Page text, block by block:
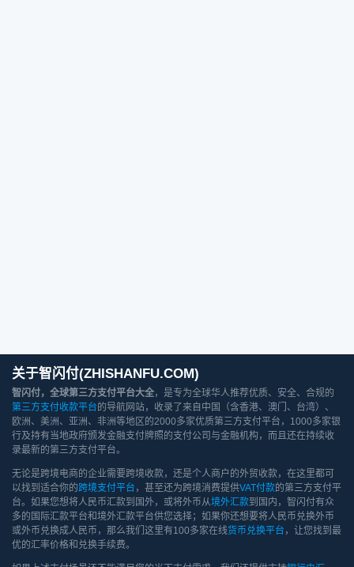
关于智闪付(ZHISHANFU.COM)
智闪付，全球第三方支付平台大全，是专为全球华人推荐优质、安全、合规的
第三方支付收款平台 的导航网站，收录了来自中国（含香港、澳门、台湾）、
欧洲、美洲、亚洲、非洲等地区的2000多家优质第三方支付平台，1000多家银
行及持有当地政府颁发金融支付牌照的支付公司与金融机构，而且还在持续收
录最新的第三方支付平台。
无论是跨境电商的企业需要跨境收款，还是个人商户的外贸收款，在这里都可
以找到适合你的跨境支付平台 ，甚至还为跨境消费提供VAT付款的第三方支付平
台。如果您想将人民币汇款到国外，或将外币从境外汇款到国内，智闪付有众
多的国际汇款平台和境外汇款平台供您选择；如果你还想要将人民币兑换外币
或外币兑换成人民币，那么我们这里有100多家在线货币兑换平台 ，让您找到最
优的汇率价格和兑换手续费。